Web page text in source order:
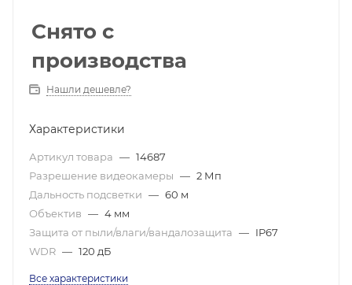
Снято с
производства
Нашли дешевле?
Характеристики
Артикул товара — 14687
Разрешение видеокамеры — 2 Мп
Дальность подсветки — 60 м
Объектив — 4 мм
Защита от пыли/влаги/вандалозащита — IP67
WDR — 120 дБ
Все характеристики